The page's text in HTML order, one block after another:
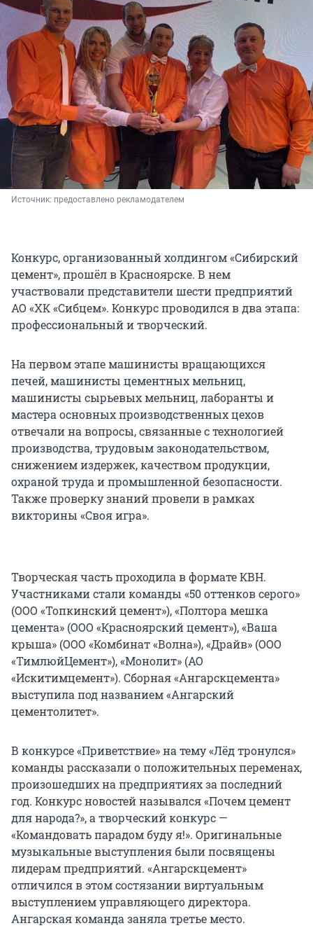
Источник: предоставлено рекламодателем
Конкурс, организованный холдингом «Сибирский
цемент», прошёл в Красноярске. В нем
участвовали представители шести предприятий
АО «ХК «Сибцем». Конкурс проводился в два этапа:
профессиональный и творческий.
На первом этапе машинисты вращающихся
печей, машинисты цементных мельниц,
машинисты сырьевых мельниц, лаборанты и
мастера основных производственных цехов
отвечали на вопросы, связанные с технологией
производства, трудовым законодательством,
снижением издержек, качеством продукции,
охраной труда и промышленной безопасности.
Также проверку знаний провели в рамках
викторины «Своя игра».
Творческая часть проходила в формате КВН.
Участниками стали команды «50 оттенков серого»
(ООО «Топкинский цемент»), «Полтора мешка
цемента» (ООО «Красноярский цемент»), «Ваша
крыша» (ООО «Комбинат «Волна»), «Драйв» (ООО
«ТимлюйЦемент»), «Монолит» (АО
«Искитимцемент»). Сборная «Ангарскцемента»
выступила под названием «Ангарский
цементолитет».
В конкурсе «Приветствие» на тему «Лёд тронулся»
команды рассказали о положительных переменах,
произошедших на предприятиях за последний
год. Конкурс новостей назывался «Почем цемент
для народа?», а творческий конкурс —
«Командовать парадом буду я!». Оригинальные
музыкальные выступления были посвящены
лидерам предприятий. «Ангарскцемент»
отличился в этом состязании виртуальным
выступлением управляющего директора.
Ангарская команда заняла третье место.